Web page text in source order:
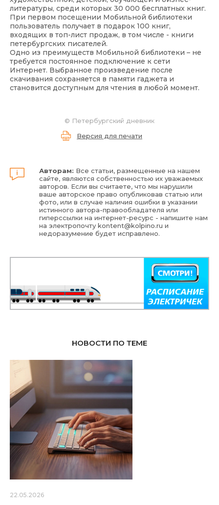
литературы, среди которых 30 000 бесплатных книг.
При первом посещении Мобильной библиотеки
пользователь получает в подарок 100 книг,
входящих в топ-лист продаж, в том числе - книги
петербургских писателей.
Одно из преимуществ Мобильной библиотеки – не
требуется постоянное подключение к сети
Интернет. Выбранное произведение после
скачивания сохраняется в памяти гаджета и
становится доступным для чтения в любой момент.
© Петербургский дневник
Версия для печати
Авторам: Все статьи, размещенные на нашем
сайте, являются собственностью их уважаемых
авторов. Если вы считаете, что мы нарушили
ваше авторское право опубликовав статью или
фото, или в случае наличия ошибки в указании
истинного автора-правообладателя или
гиперссылки на интернет-ресурс - напишите нам
на электропочтуkontent@kolpino.ru и
недоразумение будет исправлено.
НОВОСТИ ПО ТЕМЕ
22.05.2026